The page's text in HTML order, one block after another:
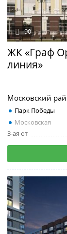
ЖК «Граф
линия»
90
Московский
Парк Победы
Московская
3-ая от